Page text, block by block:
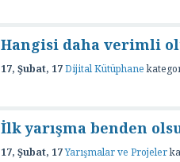
Hangisi daha verimli
17, Şubat, 17Dijital Kütüphane
İlk yarışma benden
17, Şubat, 17Yarışmalar ve Projeler